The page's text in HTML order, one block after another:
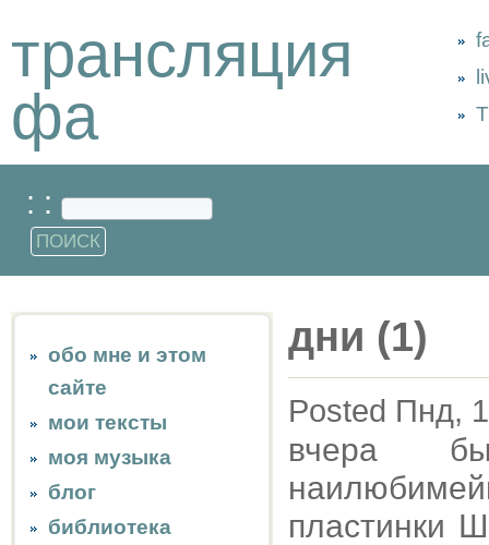
трансляция
фа
: :
обо мне и этом
сайте
мои тексты
моя музыка
блог
библиотека
дни (1)
Posted Пнд,
вчера
пластинки